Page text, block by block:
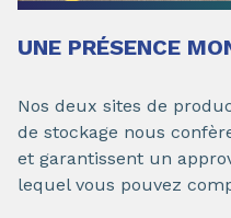
UNE PRÉSENCE
Nos deux sites de
de stockage nous
et garantissent un
lequel vous pouvez